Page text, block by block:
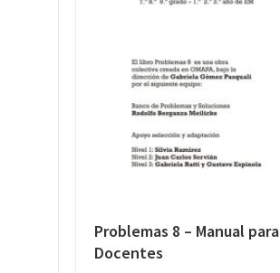
Problemas 8 – Manual para
Docentes